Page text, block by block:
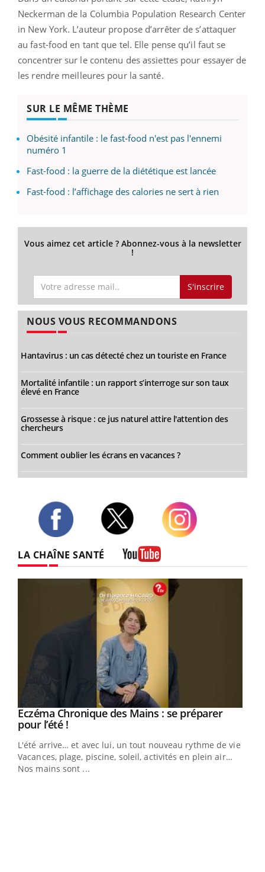
Neckerman de la Columbia Population Research Center
in New York. L’auteur propose d’arrêter de s’attaquer
au fast-food en tant que tel. Elle pense qu’il faut se
concentrer sur le contenu des assiettes pour essayer de
les rendre meilleures pour la santé.
SUR LE MÊME THÈME
Obésité infantile : le fast-food n'est pas l'ennemi
numéro 1
Fast-food : la guerre de la diététique est lancée
Fast-food : l’affichage des calories ne sert à rien
Vous aimez cet article ? Abonnez-vous à la newsletter
!
S'inscrire
NOUS VOUS RECOMMANDONS
Hantavirus : un cas détecté chez un touriste en France
Mortalité infantile : un rapport s’interroge sur son taux
élevé en France
Grossesse à risque : ce jus naturel attire l'attention des
chercheurs
Comment oublier les écrans en vacances ?
LA CHAÎNE SANTÉ
Youtube
Eczéma Chronique des Mains : se préparer
pour l’été !Youtube
L'été arrive… et avec lui, un tout nouveau rythme de vie !
Vacances, plage, piscine, soleil, activités en plein air…
Nos mains sont ...